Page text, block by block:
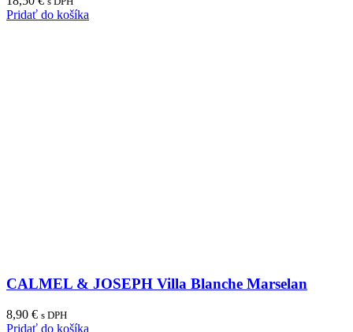
Pridať do košíka
CALMEL & JOSEPH Villa Blanche Marselan
8,90 € s DPH
Pridať do košíka